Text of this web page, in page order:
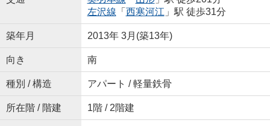
左沢線 「 西寒河江 」駅 徒歩31分
築年月 2013年 3月(築13年)
向き 南
種別 / 構造 アパート / 軽量鉄骨
所在階 / 階建 1階 / 2階建